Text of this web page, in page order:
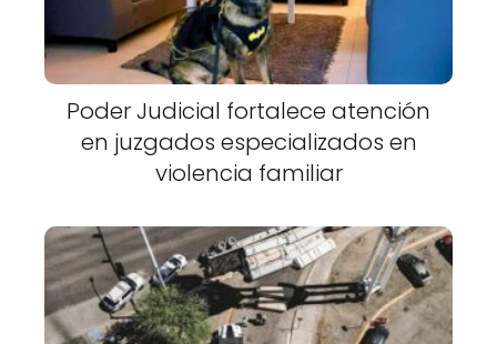
Poder Judicial fortalece atención
en juzgados especializados en
violencia familiar